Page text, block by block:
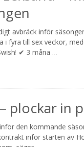
avbräck inför
i fyra till sex veckor,
✔ 3 måna …
plockar in
den kommande
inför starten av